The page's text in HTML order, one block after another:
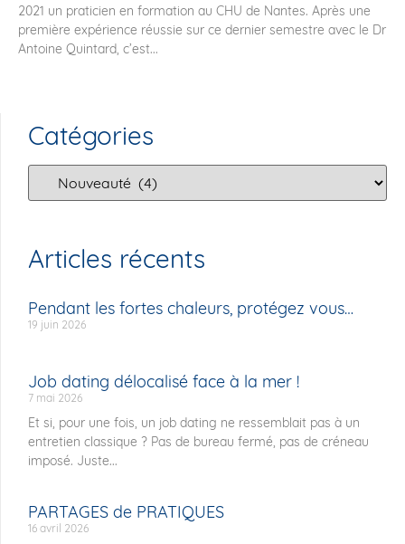
2021 un praticien en formation au CHU de Nantes. Après une
première expérience réussie sur ce dernier semestre avec le Dr
Antoine Quintard, c’est...
Catégories
Articles récents
Pendant les fortes chaleurs, protégez vous…
19 juin 2026
Job dating délocalisé face à la mer !
7 mai 2026
Et si, pour une fois, un job dating ne ressemblait pas à un
entretien classique ? Pas de bureau fermé, pas de créneau
imposé. Juste...
PARTAGES de PRATIQUES
16 avril 2026